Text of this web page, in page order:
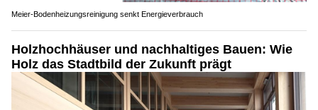
Meier-Bodenheizungsreinigung senkt Energieverbrauch
Holzhochhäuser und nachhaltiges Bauen: Wie
Holz das Stadtbild der Zukunft prägt